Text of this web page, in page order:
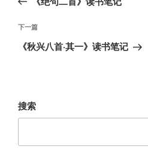
导
航
文
章
下
一
下一篇
《秋兴八首·其一》读书笔记
搜索